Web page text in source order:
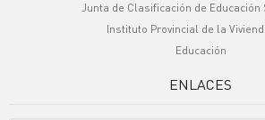
Junta de Clasificación de Educación
Instituto Provincial de la
Educación
ENLACES